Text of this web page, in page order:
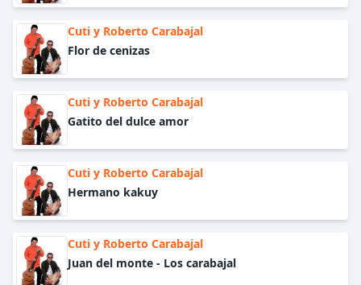
Cuti y Roberto Carabajal
Flor de cenizas
Cuti y Roberto Carabajal
Gatito del dulce amor
Cuti y Roberto Carabajal
Hermano kakuy
Cuti y Roberto Carabajal
Juan del monte - Los carabajal